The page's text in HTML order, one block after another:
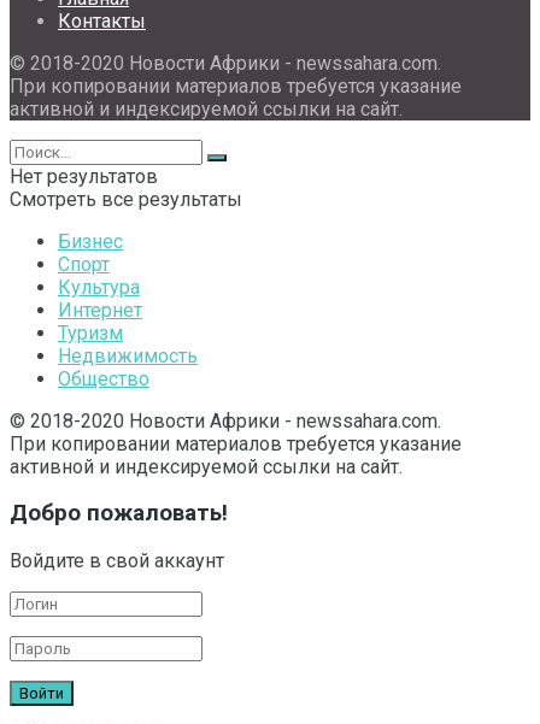
Контакты
© 2018-2020 Новости Африки - newssahara.com.
При копировании материалов требуется указание
активной и индексируемой ссылки на сайт.
Нет результатов
Смотреть все результаты
Бизнес
Спорт
Культура
Интернет
Туризм
Недвижимость
Общество
© 2018-2020 Новости Африки - newssahara.com.
При копировании материалов требуется указание
активной и индексируемой ссылки на сайт.
Добро пожаловать!
Войдите в свой аккаунт